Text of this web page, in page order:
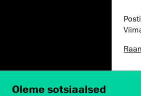
Oleme sotsiaalsed